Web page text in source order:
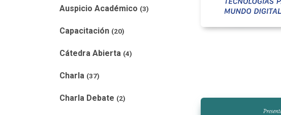
Auspicio Académico (3)
Capacitación (20)
Cátedra Abierta (4)
Charla (37)
Charla Debate (2)